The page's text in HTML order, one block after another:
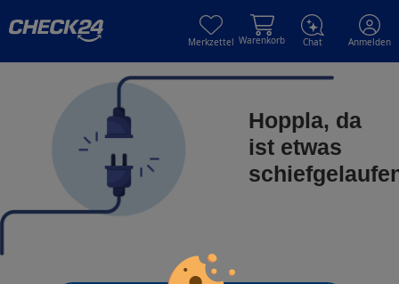
Merkzettel Warenkorb Chat Anmelden
Hoppla, da
ist etwas